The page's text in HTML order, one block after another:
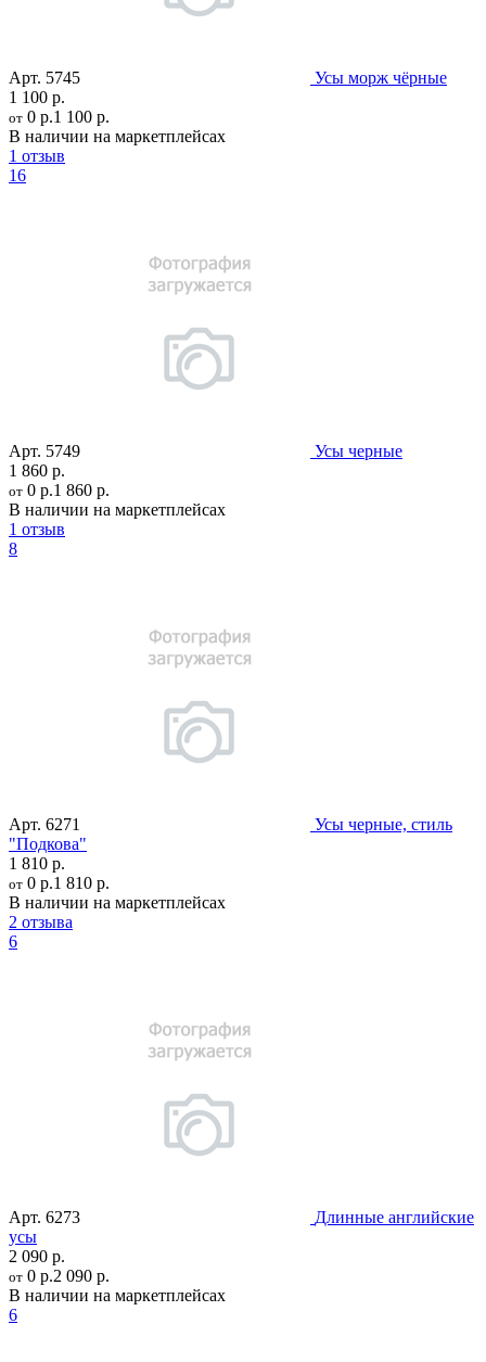
Арт. 5745
Усы морж чёрные
1 100 р.
от 0 р.1 100 р.
В наличии на маркетплейсах
1 отзыв
16
Арт. 5749
Усы черные
1 860 р.
от 0 р.1 860 р.
В наличии на маркетплейсах
1 отзыв
8
Арт. 6271
Усы черные, стиль
"Подкова"
1 810 р.
от 0 р.1 810 р.
В наличии на маркетплейсах
2 отзыва
6
Арт. 6273
Длинные английские
усы
2 090 р.
от 0 р.2 090 р.
В наличии на маркетплейсах
6